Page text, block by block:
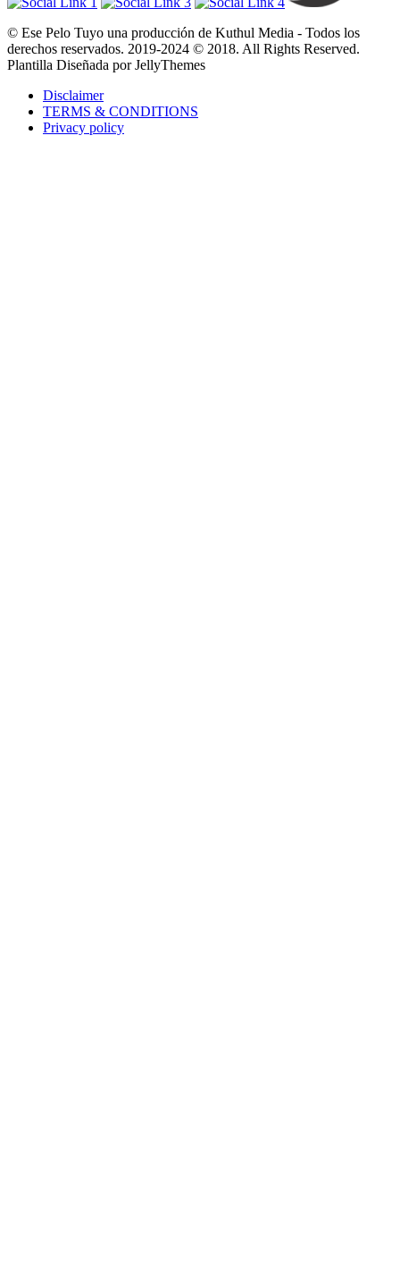
© Ese Pelo Tuyo una producción de Kuthul Media - Todos los
derechos reservados. 2019-2024 © 2018. All Rights Reserved.
Plantilla Diseñada por JellyThemes
Disclaimer
TERMS & CONDITIONS
Privacy policy